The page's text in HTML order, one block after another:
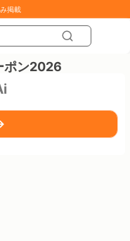
掲載
ポン2026